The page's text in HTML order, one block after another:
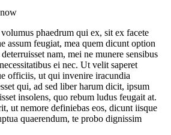
phaedrum qui ex, sit ex facete
assum feugiat, mea quem dicunt option
nam, mei ne munere sensibus
ei nec. Ut velit saperet
officiis, ut qui invenire iracundia
qui, ad sed liber harum dicit, ipsum
insolens, quo rebum ludus feugait at.
ut nemore definiebas eos, dicunt iisque
quaerendum, te probo dignissim